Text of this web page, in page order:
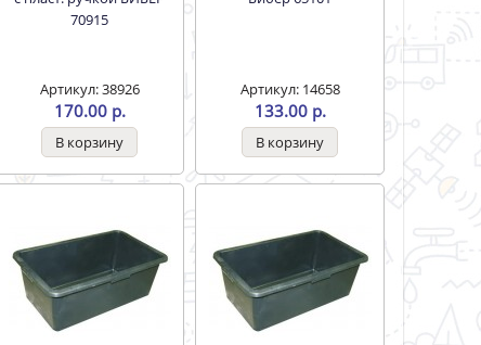
70915
Артикул: 38926
170.00 р.
Артикул: 14658
133.00 р.